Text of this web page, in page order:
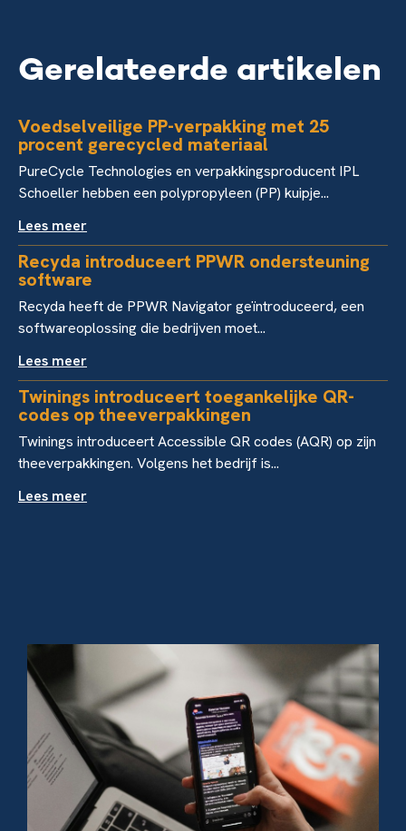
Gerelateerde artikelen
Voedselveilige PP-verpakking met 25
procent gerecycled materiaal
PureCycle Technologies en verpakkingsproducent IPL
Schoeller hebben een polypropyleen (PP) kuipje...
Lees meer
Recyda introduceert PPWR ondersteuning
software
Recyda heeft de PPWR Navigator geïntroduceerd, een
softwareoplossing die bedrijven moet...
Lees meer
Twinings introduceert toegankelijke QR-
codes op theeverpakkingen
Twinings introduceert Accessible QR codes (AQR) op zijn
theeverpakkingen. Volgens het bedrijf is...
Lees meer